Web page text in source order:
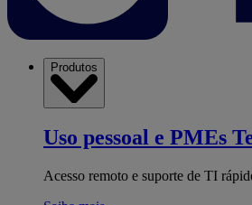
Produtos
Uso pessoal e PMEs
Acesso remoto e suporte de TI